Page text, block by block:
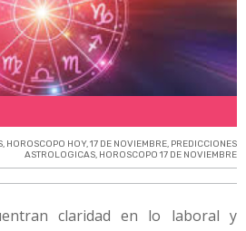
, HOROSCOPO HOY,17 DE NOVIEMBRE, PREDICCIONES
ASTROLOGICAS, HOROSCOPO 17 DE NOVIEMBRE
claridad en lo laboral y